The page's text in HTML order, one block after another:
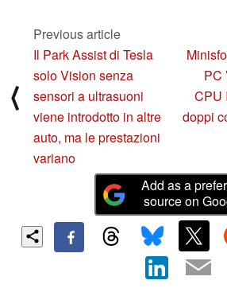
⟨
Previous article
Il Park Assist di Tesla
solo Vision senza
sensori a ultrasuoni
viene introdotto in altre
auto, ma le prestazioni
variano
PC
CPU
doppi
Add as a
source on